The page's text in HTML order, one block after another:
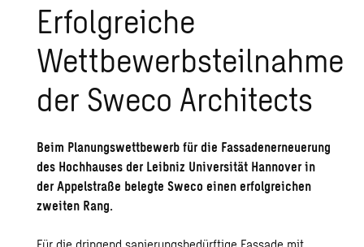
Erfolgreiche
Wettbewerbsteilnahme
der Sweco Architects
Beim Planungswettbewerb für die Fassadenerneuerung
des Hochhauses der Leibniz Universität Hannover in
der Appelstraße belegte Sweco einen erfolgreichen
zweiten Rang.